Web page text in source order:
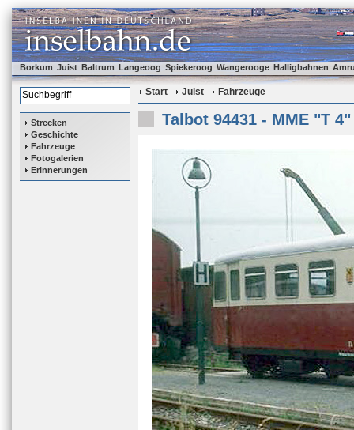
Borkum Juist Baltrum Langeoog Spiekeroog Wangerooge Halligbahnen
Strecken
Geschichte
Fahrzeuge
Fotogalerien
Erinnerungen
Start Juist Fahrzeuge
Talbot 94431 - MME "T 4"